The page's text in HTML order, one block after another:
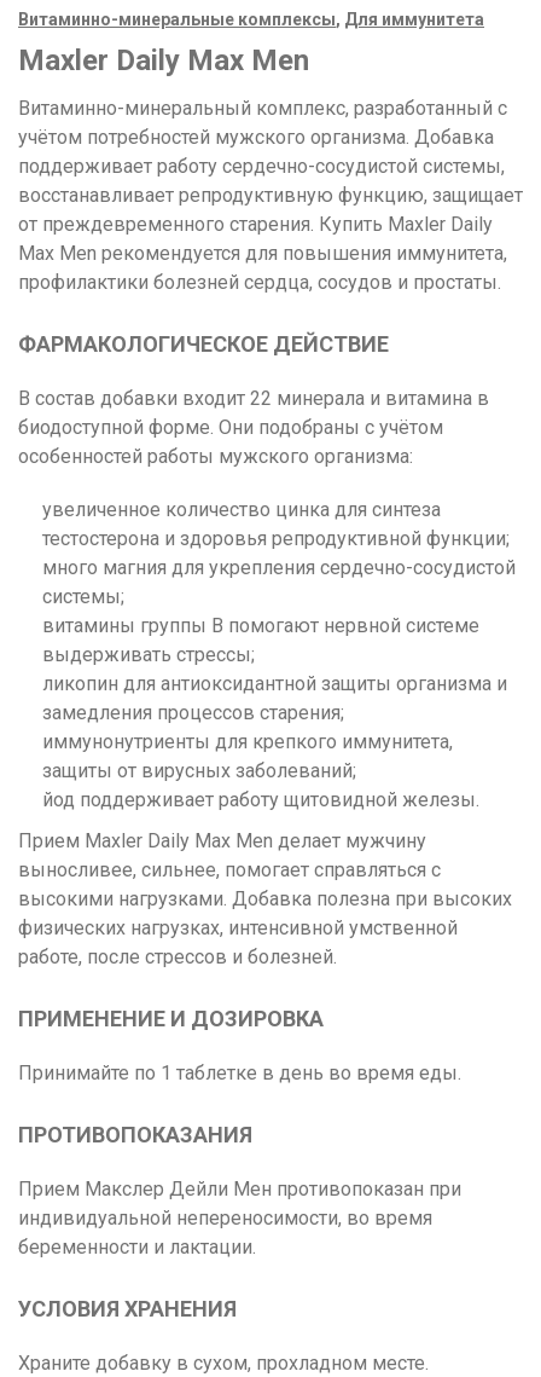
Витаминно-минеральные комплексы, Для иммунитета
Maxler Daily Max Men
Витаминно-минеральный комплекс, разработанный с
учётом потребностей мужского организма. Добавка
поддерживает работу сердечно-сосудистой системы,
восстанавливает репродуктивную функцию, защищает
от преждевременного старения. Купить Maxler Daily
Max Men рекомендуется для повышения иммунитета,
профилактики болезней сердца, сосудов и простаты.
ФАРМАКОЛОГИЧЕСКОЕ ДЕЙСТВИЕ
В состав добавки входит 22 минерала и витамина в
биодоступной форме. Они подобраны с учётом
особенностей работы мужского организма:
увеличенное количество цинка для синтеза
тестостерона и здоровья репродуктивной функции;
много магния для укрепления сердечно-сосудистой
системы;
витамины группы B помогают нервной системе
выдерживать стрессы;
ликопин для антиоксидантной защиты организма и
замедления процессов старения;
иммунонутриенты для крепкого иммунитета,
защиты от вирусных заболеваний;
йод поддерживает работу щитовидной железы.
Прием Maxler Daily Max Men делает мужчину
выносливее, сильнее, помогает справляться с
высокими нагрузками. Добавка полезна при высоких
физических нагрузках, интенсивной умственной
работе, после стрессов и болезней.
ПРИМЕНЕНИЕ И ДОЗИРОВКА
Принимайте по 1 таблетке в день во время еды.
ПРОТИВОПОКАЗАНИЯ
Прием Макслер Дейли Мен противопоказан при
индивидуальной непереносимости, во время
беременности и лактации.
УСЛОВИЯ ХРАНЕНИЯ
Храните добавку в сухом, прохладном месте.